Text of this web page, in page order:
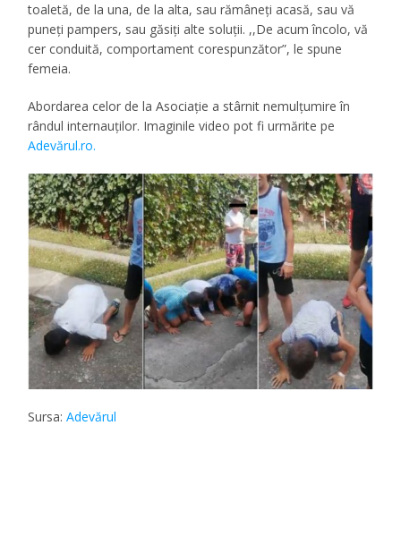
toaletă, de la una, de la alta, sau rămâneţi acasă, sau vă
puneţi pampers, sau găsiţi alte soluţii. ,,De acum încolo, vă
cer conduită, comportament corespunzător”, le spune
femeia.
Abordarea celor de la Asociaţie a stârnit nemulţumire în
rândul internauţilor. Imaginile video pot fi urmărite pe
Adevărul.ro.
Sursa:Adevărul